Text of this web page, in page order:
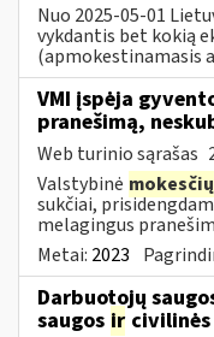
Nuo 2025-05-01
vykdantis bet kokią
(apmokestinamasis
VMI įspėja
pranešimą,
Web turinio sąrašas
Valstybinė mokesčių
sukčiai,
melagingus
Metai: 2023
Darbuotojų
saugos ir